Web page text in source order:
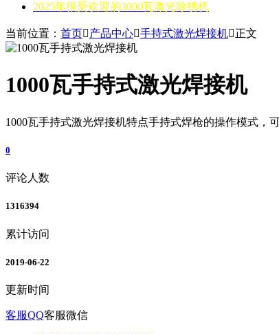
2025年很受欢迎的3000瓦激光除锈机
当前位置： 首页产品中心手持式激光焊接机正文
1000瓦手持式激光焊接机
1000瓦手持式激光焊接机特点手持式焊枪的操作模式
0
评论人数
1316394
累计访问
2019-06-22
更新时间
客服QQ客服微信